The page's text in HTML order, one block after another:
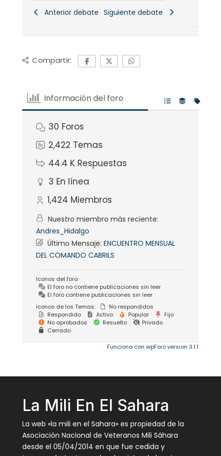
Anterior debate Siguiente debate
Compartir:
Información del foro
30 Foros
2,422 Temas
44.4 K Respuestas
3 En línea
1,424 Miembros
Nuestro miembro más reciente:
Andres_Hidalgo
Último Mensaje: ENCUENTRO MENSUAL
DEL COMANDO CABRILS
Iconos del foro:
El foro no contiene publicaciones sin leer
El foro contiene publicaciones sin leer
Iconos de los Temas:
No respondidos
Respondido
Activo Popular
Fijo
No aprobados
Resuelto
Privado
Cerrado
Funciona con wpForo version 3.1.1
La Mili En El Sahara
La web «la mili en el Sahara» es propiedad de la
Asociación Nacional de Veteranos Mili Sáhara
desde el 05/04/2014 en que fue cedida y